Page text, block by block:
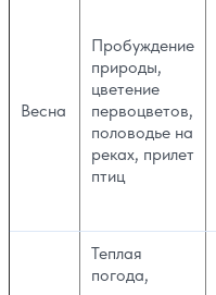
Весна
Пробуждение
природы,
цветение
первоцветов,
половодье на
реках, прилет
птиц
Теплая
погода,